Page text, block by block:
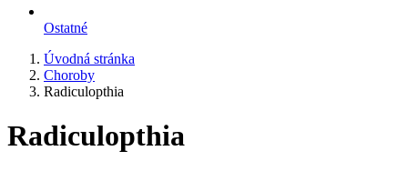
Ostatné
Úvodná stránka
Choroby
Radiculopthia
Radiculopthia